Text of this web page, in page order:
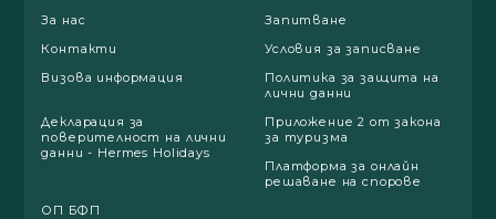
За нас
Запитване
Контакти
Условия за записване
Визова информация
Политика за защита на
лични данни
Декларация за
поверителност на лични
данни - Hermes Holidays
Приложение 2 от закона
за туризма
Платформа за онлайн
решаване на спорове
ОП БФП